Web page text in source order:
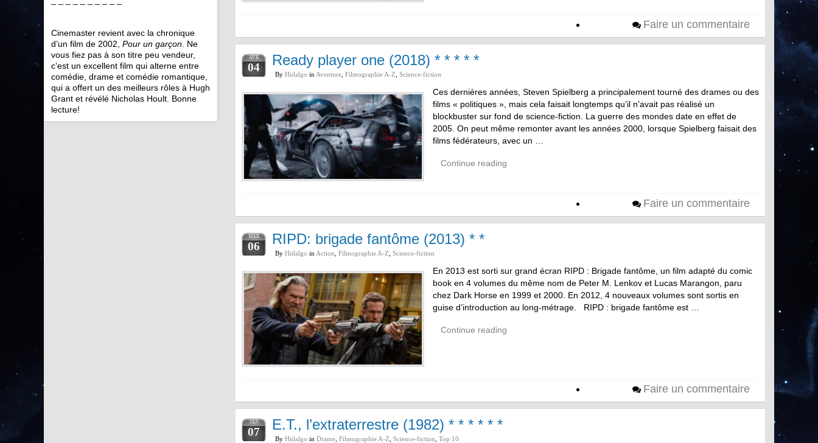
Faire un commentaire
AVR
04 Ready player one (2018) * * * * *
By Hidalgo in Aventure Filmographie A-Z Science-fiction
Ces dernières années, Steven Spielberg a principalement tourné des drames ou des
films « politiques », mais cela faisait longtemps qu’il n’avait pas réalisé un
blockbuster sur fond de science-fiction. La guerre des mondes date en effet de
2005. On peut même remonter avant les années 2000, lorsque Spielberg faisait des
films fédérateurs, avec un …
Continue reading
Faire un commentaire
MAR
06 RIPD: brigade fantôme (2013) * *
By Hidalgo in Action Filmographie A-Z Science-fiction
En 2013 est sorti sur grand écran RIPD : Brigade fantôme, un film adapté du comic
book en 4 volumes du même nom de Peter M. Lenkov et Lucas Marangon, paru
chez Dark Horse en 1999 et 2000. En 2012, 4 nouveaux volumes sont sortis en
guise d’introduction au long-métrage. RIPD : brigade fantôme est …
Continue reading
Faire un commentaire
JAN
07 E.T., l’extraterrestre (1982) * * * * * *
By Hidalgo in Drame Filmographie A-Z Science-fiction Top 10
Cinemaster revient avec la chronique
d’un film de 2002, Pour un garçon . Ne
vous fiez pas à son titre peu vendeur,
c’est un excellent film qui alterne entre
comédie, drame et comédie romantique,
qui a offert un des meilleurs rôles à Hugh
Grant et révélé Nicholas Hoult. Bonne
lecture!